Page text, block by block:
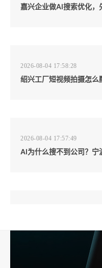
嘉兴企业做AI搜索优化，
2026-08-04 17:58:28
绍兴工厂短视频拍摄怎
2026-08-04 17:57:49
AI为什么搜不到公司？宁